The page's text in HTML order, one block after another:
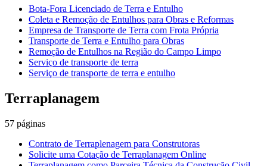
Bota-Fora Licenciado de Terra e Entulho
Coleta e Remoção de Entulhos para Obras e Reformas
Empresa de Transporte de Terra com Frota Própria
Transporte de Terra e Entulho para Obras
Remoção de Entulhos na Região do Campo Limpo
Serviço de transporte de terra
Serviço de transporte de terra e entulho
Terraplanagem
57 páginas
Contrato de Terraplenagem para Construtoras
Solicite uma Cotação de Terraplanagem Online